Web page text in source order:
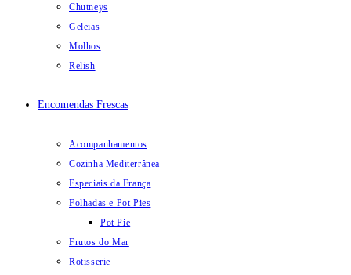
Chutneys
Geleias
Molhos
Relish
Encomendas Frescas
Acompanhamentos
Cozinha Mediterrânea
Especiais da França
Folhadas e Pot Pies
Pot Pie
Frutos do Mar
Rotisserie